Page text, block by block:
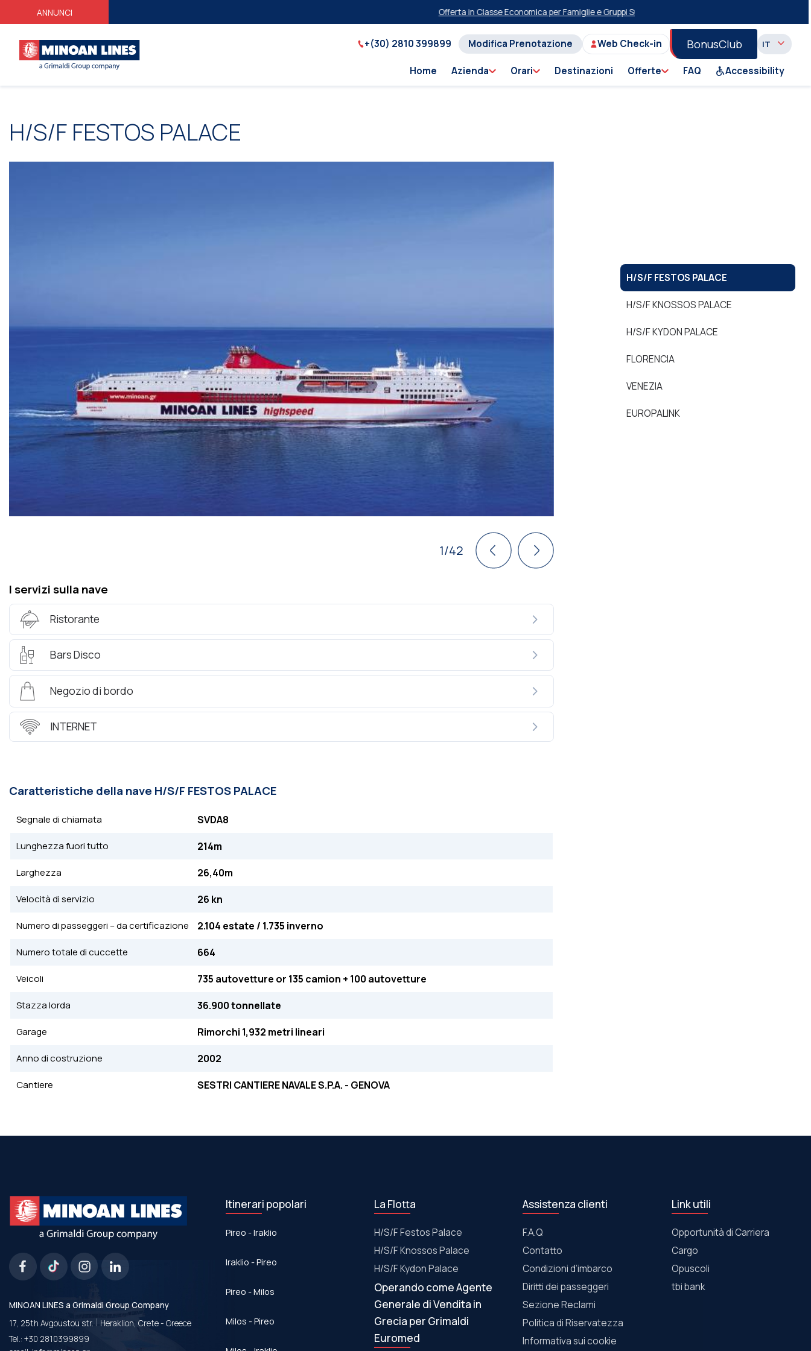
ANNUNCI Offerta in Classe Economica per Famiglie e ​​Gruppi Sulla Tratta Pireo-Milos-Pireo
+(30) 2810 399899 Modifica Prenotazione Web Check-in BonusClub
Home Azienda Orari Destinazioni Offerte FAQ Accessibility
Η/S/F FESTOS PALACΕ
1/42
I servizi sulla nave
Ristorante
Bars Disco
Negozio di bordo
INTERNET
Caratteristiche della nave Η/S/F FESTOS PALACΕ
Segnale di chiamata SVDA8
Lunghezza fuori tutto 214m
Larghezza 26,40m
Velocità di servizio 26 kn
Numero di passeggeri – da certificazione 2.104 estate / 1.735 inverno
Numero totale di cuccette 664
Veicoli 735 autovetture or 135 camion + 100 autovetture
Stazza lorda 36.900 tonnellate
Garage Rimorchi 1,932 metri lineari
Anno di costruzione 2002
Cantiere SESTRI CANTIERE NAVALE S.P.A. - GENOVA
Η/S/F FESTOS PALACΕ
Η/S/F KNOSSOS PALACΕ
Η/S/F KYDON PALACΕ
FLORENCIA
VENEZIA
EUROPALINK
MINOAN LINES a Grimaldi Group Company
17, 25th Avgoustou str. | Heraklion, Crete - Greece
Tel.: +30 2810399899
Itinerari popolari
Pireo - Iraklio
Iraklio - Pireo
Pireo - Milos
Milos - Pireo
La Flotta
Η/S/F Festos Palace
Η/S/F Knossos Palace
Η/S/F Kydon Palace
Operando come Agente
Generale di Vendita in
Grecia per Grimaldi
Euromed
Assistenza clienti
F.A.Q
Contatto
Condizioni d’imbarco
Diritti dei passeggeri
Sezione Reclami
Politica di Riservatezza
Informativa sui cookie
Link utili
Opportunità di Carriera
Cargo
Οpuscoli
tbi bank